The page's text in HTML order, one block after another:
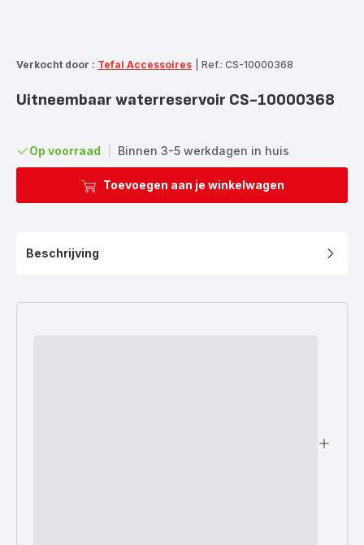
Verkocht door : Tefal Accessoires Ref.: CS-10000368
Uitneembaar waterreservoir CS-10000368
Op voorraad Binnen 3-5 werkdagen in huis
Toevoegen aan je winkelwagen
Beschrijving